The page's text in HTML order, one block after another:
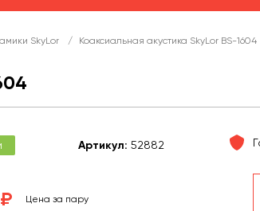
SkyLor / Коаксиальная акустика SkyLor BS-1604
Артикул: 52882
Цена за пару